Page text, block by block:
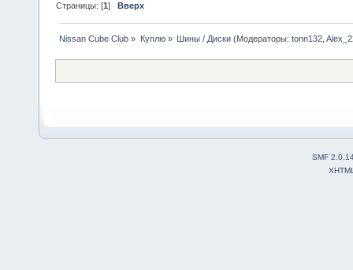
Страницы: [1]Вверх
Nissan Cube Club » Куплю» Шины / Диски(Модераторы: tonn132,
SMF